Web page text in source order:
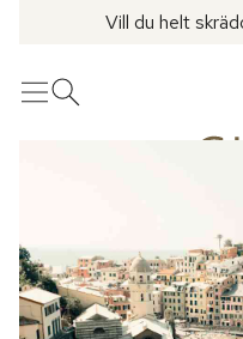
Vill du helt
MenyÖppna sök